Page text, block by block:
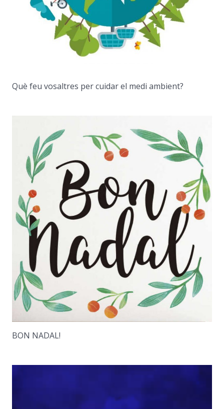
Què feu vosaltres per cuidar el medi ambient?
BON NADAL!